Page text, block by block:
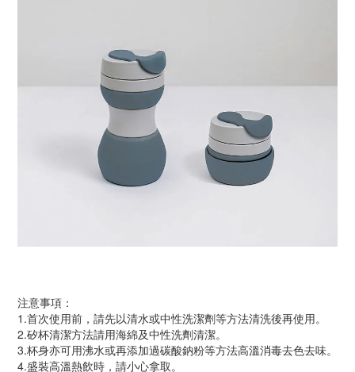
注意事項：
1.首次使用前，請先以清水或中性洗潔劑等方法清洗後再使用。
2.矽杯清潔方法請用海綿及中性洗劑清潔。
3.杯身亦可用沸水或再添加過碳酸鈉粉等方法高溫消毒去色去味。
4.盛裝高溫熱飲時，請小心拿取。